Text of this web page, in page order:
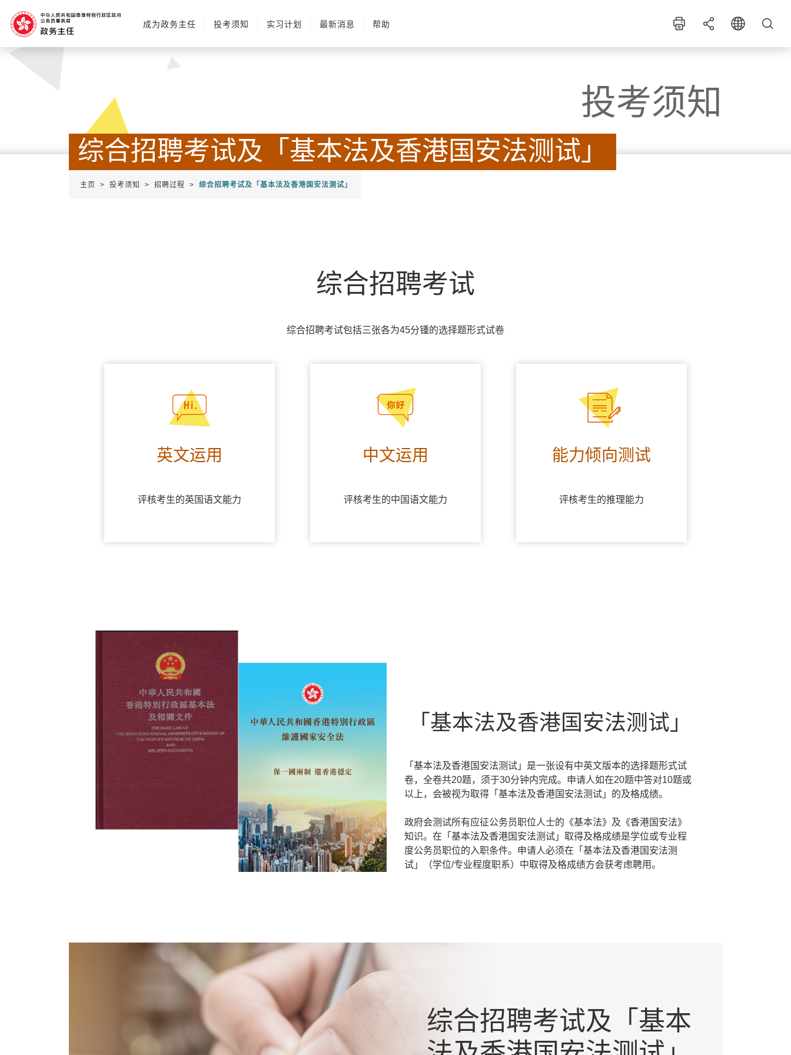
成为政务主任 投考须知 实习计划 最新消息 帮助
字体大小 A- A
投考须知
综合招聘考试及「基本法及香港国安法测试」
主页 投考须知 招聘过程 综合招聘考试及「基本法及香港国安法测试」
综合招聘考试
综合招聘考试包括三张各为45分锺的选择题形式试卷
英文运用
评核考生的英国语文能力
中文运用
评核考生的中国语文能力
能力倾向测试
评核考生的推理能力
「基本法及香港国安法测试」
「基本法及香港国安法测试」是一张设有中英文版本的选择题形式试
卷，全卷共20题，须于30分钟内完成。申请人如在20题中答对10题或
以上，会被视为取得「基本法及香港国安法测试」的及格成绩。
政府会测试所有应征公务员职位人士的《基本法》及《香港国安法》
知识。在「基本法及香港国安法测试」取得及格成绩是学位或专业程
度公务员职位的入职条件。申请人必须在「基本法及香港国安法测
试」（学位/专业程度职系）中取得及格成绩方会获考虑聘用。
综合招聘考试及「基本